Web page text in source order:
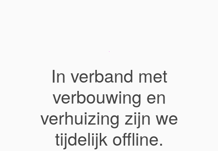
In verband met
verbouwing en
verhuizing zijn we
tijdelijk offline.